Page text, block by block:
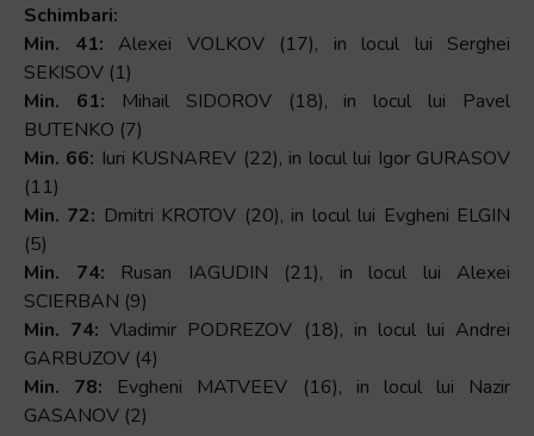
Schimbari:
Min. 41: Alexei VOLKOV (17), in locul lui Serghei
SEKISOV (1)
Min. 61: Mihail SIDOROV (18), in locul lui Pavel
BUTENKO (7)
Min. 66: Iuri KUSNAREV (22), in locul lui Igor GURASOV
(11)
Min. 72: Dmitri KROTOV (20), in locul lui Evgheni ELGIN
(5)
Min. 74: Rusan IAGUDIN (21), in locul lui Alexei
SCIERBAN (9)
Min. 74: Vladimir PODREZOV (18), in locul lui Andrei
GARBUZOV (4)
Min. 78: Evgheni MATVEEV (16), in locul lui Nazir
GASANOV (2)